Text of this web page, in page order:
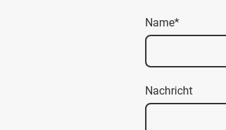
Name*
Nachricht